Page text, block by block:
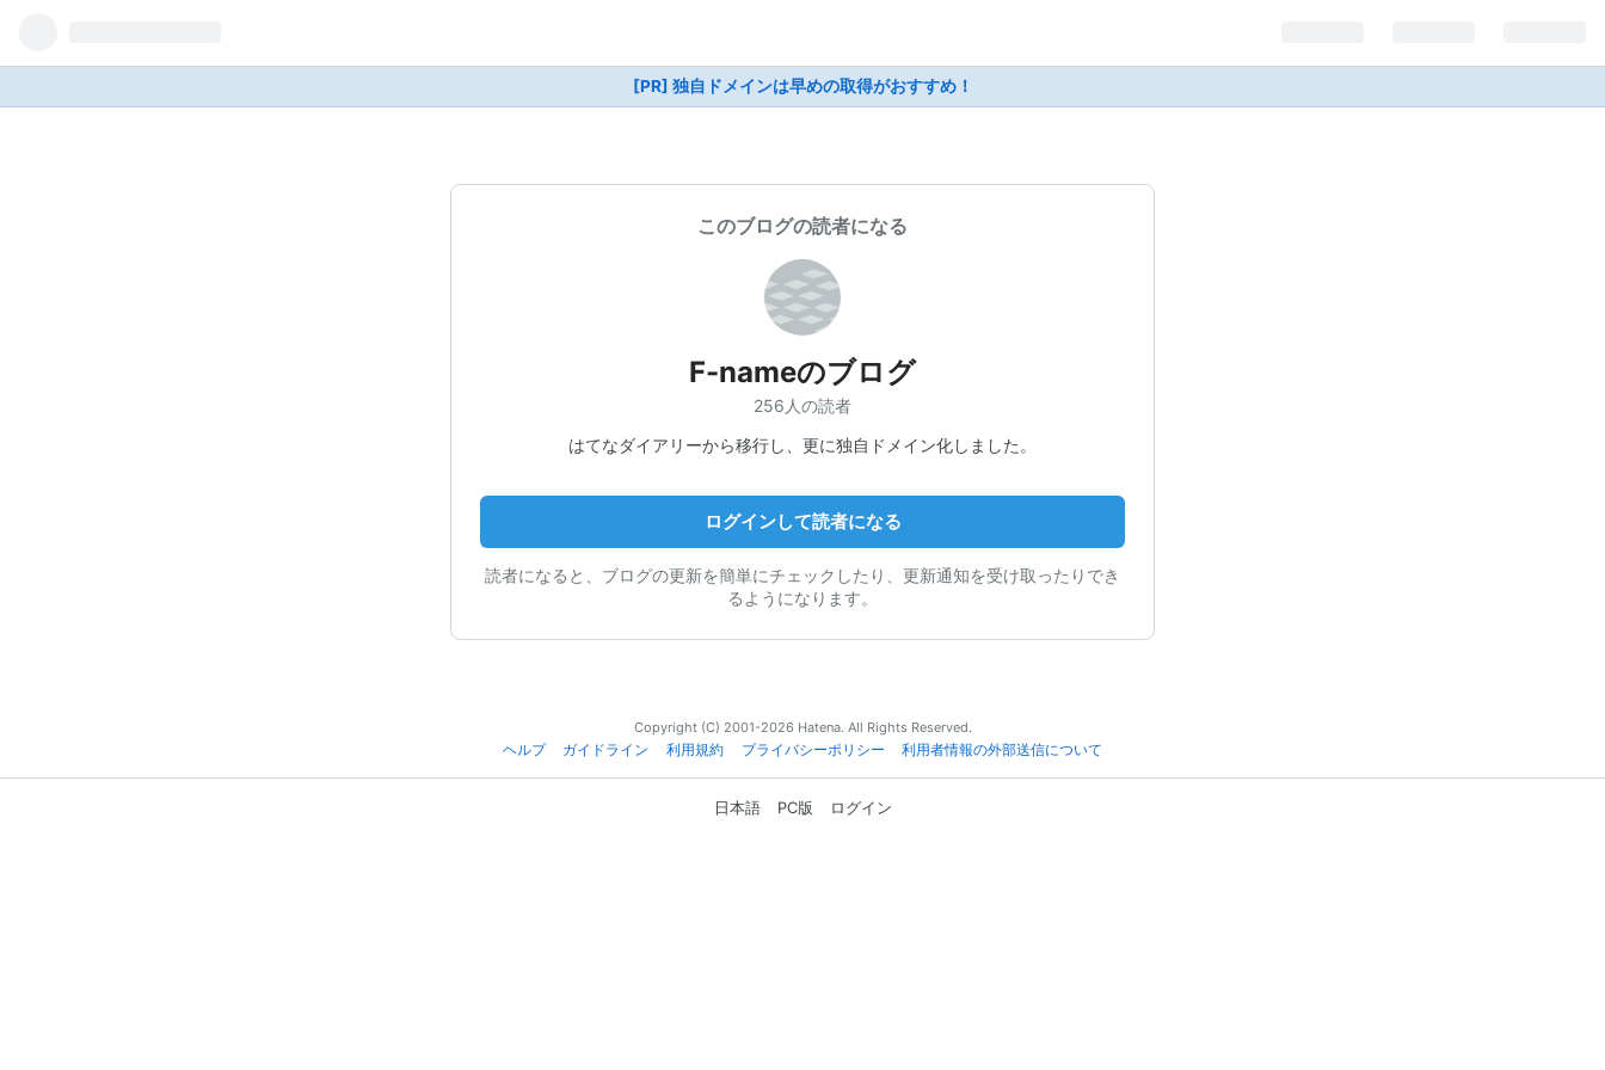
[PR] 独自ドメインは早めの取得がおすすめ！
このブログの読者になる
F-nameのブログ
256人の読者
はてなダイアリーから移行し、更に独自ドメイン化しました。
ログインして読者になる
読者になると、ブログの更新を簡単にチェックしたり、更新通知を受け取ったりでき
るようになります。
Copyright (C) 2001-2026 Hatena. All Rights Reserved.
ヘルプ
ガイドライン 利用規約 プライバシーポリシー 利用者情報の外部送信について
日本語 PC版 ログイン